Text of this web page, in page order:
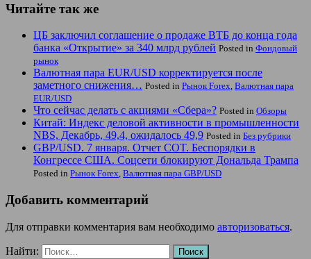
Читайте так же
ЦБ заключил соглашение о продаже ВТБ до конца года
банка «Открытие» за 340 млрд рублей Posted in Фондовый
рынок
Валютная пара EUR/USD корректируется после
заметного снижения… Posted in Рынок Forex, Валютная пара
EUR/USD
Что сейчас делать с акциями «Сбера»? Posted in Обзоры
Китай: Индекс деловой активности в промышленности
NBS, Декабрь, 49,4, ожидалось 49,9 Posted in Без рубрики
GBP/USD. 7 января. Отчет COT. Беспорядки в
Конгрессе США. Соцсети блокируют Дональда Трампа
Posted in Рынок Forex, Валютная пара GBP/USD
Добавить комментарий
Для отправки комментария вам необходимо авторизоваться.
Найти: